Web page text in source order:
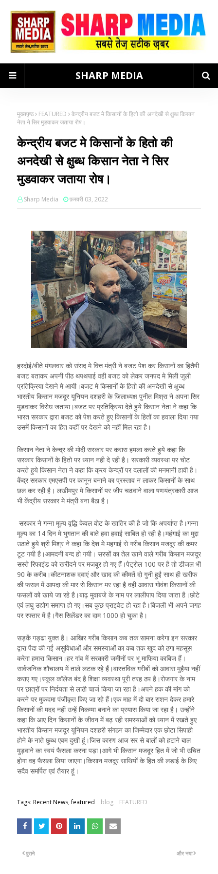
SHARP MEDIA
मुख्यपृष्ठ FEATURED
केन्द्रीय बजट मे किसानों के हितो की अनदेखी से क्षुब्ध किसान
नेता ने सिर मुडवाकर जताया रोष।
केन्द्रीय बजट मे किसानों के हितो की
अनदेखी से क्षुब्ध किसान नेता ने सिर
मुडवाकर जताया रोष।
Sharp Media फ़रवरी 03, 2022
हरदोई/बीते मंगलवार को संसद मे वित्त मंत्री ने बजट पेश कर किसानों का हितैषी
बजट बताकर अपनी पीठ थपथपाई वही बजट को लेकर जनपद मे मिली जुली
प्रतिक्रिया देखने मे आयी।बजट मे किसानों के हितो की अनदेखी से क्षुब्ध
भारतीय किसान मजदूर यूनियन दशहरी के जिलाध्यक्ष पुनीत मिश्रा ने अपना सिर
मुडवाकर विरोध जताया।बजट पर प्रतिक्रिया देते हुये किसान नेता ने कहा कि
भारत सरकार द्वारा बजट को पेश करते हुए किसानों के हितों का हवाला दिया गया
उसमें किसानों का हित कहीं पर देखने को नहीं मिल रहा है।
किसान नेता ने केन्द्र की मोदी सरकार पर करारा हमला करते हुये कहा कि
सरकार किसानों के हितो पर ध्यान नही दे रही है। सरकारी व्यवस्था पर चोट
करते हुये किसान नेता ने कहा कि क्रय केन्द्रों पर दलालों की मनमानी हावी है।
केंद्र सरकार एमएसपी पर कानून बनाने का प्रस्ताव न लाकर किसानों के साथ
छल कर रही है। लखीमपुर मे किसानों पर जीप चढवाने वाला षणयंत्रकारी आज
भी केंद्रीय सरकार मे मंत्री बना बैठा है।
सरकार ने गन्ना मूल्य वृद्धि केवल वोट के खातिर की है जो कि अपर्याप्त है।गन्ना
मूल्य का 14 दिन मे भुगतान की बाते हवा हवाई साबित हो रही है।महंगाई का मुद्दा
उठाते हुये श्री मिश्र ने कहा कि देश मे महगाई से गरीब किसान मजदूर की कमर
टूट गयी है।आमदनी बन्द हो गयी। सरसों का तेल खाने वाले गरीब किसान मजदूर
सस्ते रिफाइंड को खरीदने पर मजबूर हो गए हैं।पेट्रोल 100 पर है तो डीजल भी
90 के करीब।कीटनाशक दवाएं और खाद की कीमतें दो गुनी हुईं साथ ही खरीफ
की फसल में आपदा की मार से किसान मर रहा है वही आवारा गोवंश किसानों की
फसलों को खाये जा रहे है।बाढ़ मुवाबजे के नाम पर लालीपाप दिया जाता है।छोटे
एवं लघु उद्योग समाप्त हो गए।सब कुछ प्राइवेट हो रहा है।बिजली भी अपने जगह
पर रफ्तार में है।गैस सिलेंडर का दाम 1000 हो चुका है।
सड़कें गड्ढा युक्त है। आखिर गरीब किसान कब तक सामना करेगा इन सरकार
द्वारा पैदा की गईं असुविधाओं और समस्याओं का कब तक खुद को ठगा महसूस
करेगा हमारा किसान।हर गांव में सरकारी जमीनों पर भू माफिया काबिज हैं।
सार्वजनिक शौचालय में ताले लटक रहे हैं।वास्तविक गरीबों को आवास मुहैया नहीं
कराए गए।स्कूल कॉलेज बंद है शिक्षा व्यवस्था पूरी तरह ठप है।रोजगार के नाम
पर छात्रों पर निर्दयता से लाठी चार्ज किया जा रहा है।अपने हक की मांग को
करने पर मुकदमा पंजीकृत किए जा रहे हैं।एक माह में दो बार राशन देकर हमारे
किसानों की मदद नहीं उन्हें निकम्मा बनाने का प्रयास किया जा रहा है। उन्होंने
कहा कि आए दिन किसानों के जीवन में बढ़ रही समस्याओं को ध्यान में रखते हुए
भारतीय किसान मजदूर यूनियन दशहरी संगठन का जिम्मेदार एक छोटा सिपाही
होने के नाते छुब्ध एवम दुखी हूं।जिस कारण आज सर से बालों को हटाने बाल
मुड़वाने का स्वयं फैसला करना पड़ा।आगे भी किसान मजदूर हित में जो भी उचित
होगा वह फैसला लिया जाएगा।किसान मजदूर साथियों के हित की लड़ाई के लिए
सदैव समर्पित एवं तैयार हूं।
Tags: Recent News, featured blog FEATURED
और नया
पुराने